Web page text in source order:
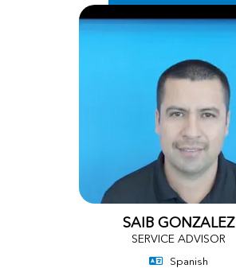
SAIB GONZALEZ
SERVICE ADVISOR
Spanish